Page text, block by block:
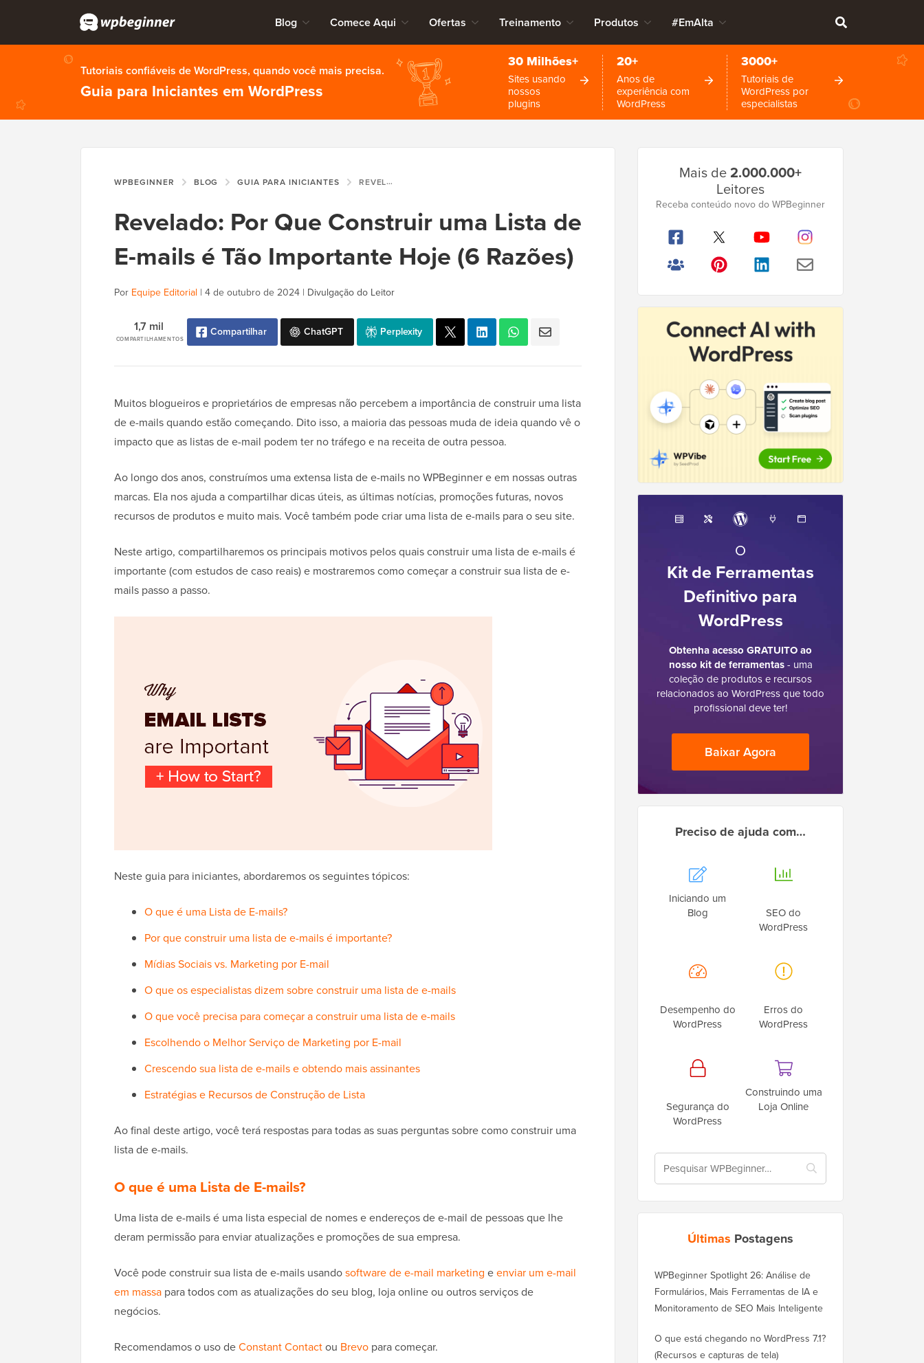
Blog Comece Aqui Ofertas Treinamento Produtos #EmAlta
Tutoriais confiáveis de WordPress, quando você mais precisa.
Guia para Iniciantes em WordPress
30 Milhões+
Sites usando
nossos
plugins
20+
Anos de
experiência com
WordPress
3000+
Tutoriais de
WordPress por
especialistas
WPBEGINNER BLOG GUIA PARA INICIANTES REVELADO: POR QUE CONSTRUIR UMA LISTA DE E-MAILS É TÃO IMPORTANTE HOJE (6 RAZÕES)
Revelado: Por Que Construir uma Lista de
E-mails é Tão Importante Hoje (6 Razões)
Por Equipe Editorial | 4 de outubro de 2024 | Divulgação do Leitor
COMPARTILHAMENTOS
1,7 mil Compartilhar ChatGPT Perplexity
Muitos blogueiros e proprietários de empresas não percebem a importância de construir uma lista
de e-mails quando estão começando. Dito isso, a maioria das pessoas muda de ideia quando vê o
impacto que as listas de e-mail podem ter no tráfego e na receita de outra pessoa.
Ao longo dos anos, construímos uma extensa lista de e-mails no WPBeginner e em nossas outras
marcas. Ela nos ajuda a compartilhar dicas úteis, as últimas notícias, promoções futuras, novos
recursos de produtos e muito mais. Você também pode criar uma lista de e-mails para o seu site.
Neste artigo, compartilharemos os principais motivos pelos quais construir uma lista de e-mails é
importante (com estudos de caso reais) e mostraremos como começar a construir sua lista de e-
mails passo a passo.
Neste guia para iniciantes, abordaremos os seguintes tópicos:
O que é uma Lista de E-mails?
Por que construir uma lista de e-mails é importante?
Mídias Sociais vs. Marketing por E-mail
O que os especialistas dizem sobre construir uma lista de e-mails
O que você precisa para começar a construir uma lista de e-mails
Escolhendo o Melhor Serviço de Marketing por E-mail
Crescendo sua lista de e-mails e obtendo mais assinantes
Estratégias e Recursos de Construção de Lista
Ao final deste artigo, você terá respostas para todas as suas perguntas sobre como construir uma
lista de e-mails.
O que é uma Lista de E-mails?
Uma lista de e-mails é uma lista especial de nomes e endereços de e-mail de pessoas que lhe
deram permissão para enviar atualizações e promoções de sua empresa.
Você pode construir sua lista de e-mails usandosoftware de e-mail marketing eenviar um e-mail
em massa para todos com as atualizações do seu blog, loja online ou outros serviços de
negócios.
Recomendamos o uso deConstant Contactou Brevo para começar.
Lateral
Principal
Mais de2.000.000+
Leitores
Receba conteúdo novo do WPBeginner
O
Kit de Ferramentas
Definitivo para
WordPress
Obtenha acesso GRATUITO ao
nosso kit de ferramentas- uma
coleção de produtos e recursos
relacionados ao WordPress que todo
profissional deve ter!
Baixar Agora
Preciso de ajuda com…
Iniciando um
Blog
SEO do
WordPress
Desempenho do
WordPress
Erros do
WordPress
Segurança do
WordPress
Construindo uma
Loja Online
Últimas Postagens
WPBeginner Spotlight 26: Análise de
Formulários, Mais Ferramentas de IA e
Monitoramento de SEO Mais Inteligente
O que está chegando no WordPress 7.1?
(Recursos e capturas de tela)